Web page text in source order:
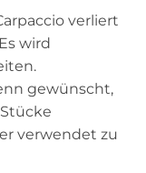
verliert
wird
gewünscht,
verwendet zu